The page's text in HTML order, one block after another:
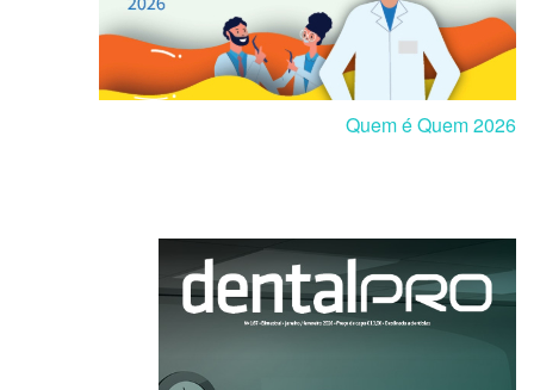
Quem é Quem 2026